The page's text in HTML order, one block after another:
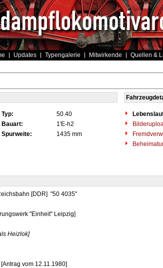
Updates Typengalerie Mitwirkende Quellen &
Typ: 50.40
Bauart: 1'E-h2
Spurweite: 1435 mm
[DDR] "50 4035"
"Einheit" Leipzig]
Heizlok]
vom 12.11.1980]